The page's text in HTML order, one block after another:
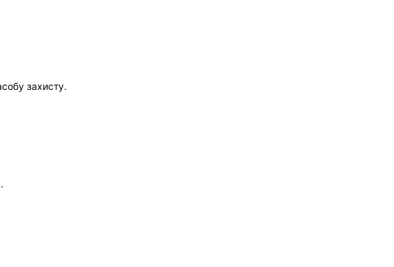
захисту.